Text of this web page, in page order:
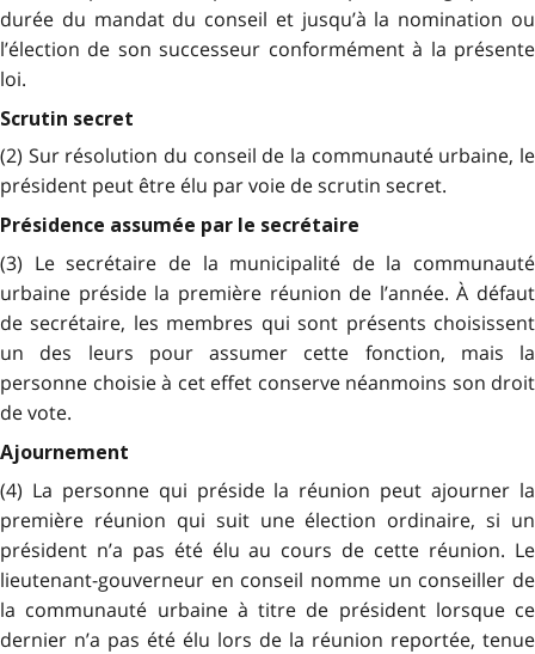
durée du mandat du conseil et jusqu’à la nomination ou
l’élection de son successeur conformément à la présente
loi.
Scrutin secret
(2) Sur résolution du conseil de la communauté urbaine, le
président peut être élu par voie de scrutin secret.
Présidence assumée par le secrétaire
(3) Le secrétaire de la municipalité de la communauté
urbaine préside la première réunion de l’année. À défaut
de secrétaire, les membres qui sont présents choisissent
un des leurs pour assumer cette fonction, mais la
personne choisie à cet effet conserve néanmoins son droit
de vote.
Ajournement
(4) La personne qui préside la réunion peut ajourner la
première réunion qui suit une élection ordinaire, si un
président n’a pas été élu au cours de cette réunion. Le
lieutenant-gouverneur en conseil nomme un conseiller de
la communauté urbaine à titre de président lorsque ce
dernier n’a pas été élu lors de la réunion reportée, tenue